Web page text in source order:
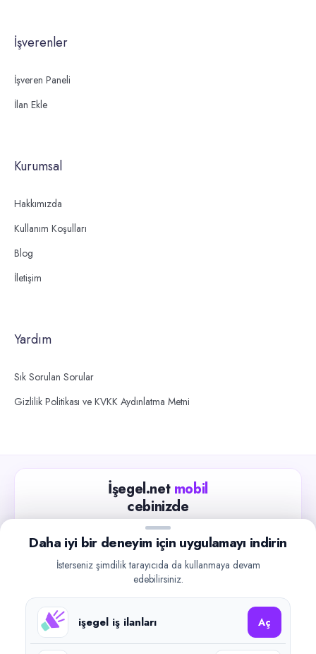
İşverenler
İşveren Paneli
İlan Ekle
Kurumsal
Hakkımızda
Kullanım Koşulları
Blog
İletişim
Yardım
Sık Sorulan Sorular
Gizlilik Politikası ve KVKK Aydınlatma Metni
İşegel.net mobil
cebinizde
Güncel iş ilanlarını takip edin, işverenlerle hızlıca
iletişime geçin.
Google Play
Daha iyi bir deneyim için uygulamayı indirin
İsterseniz şimdilik tarayıcıda da kullanmaya devam
edebilirsiniz.
işegel iş ilanları Aç